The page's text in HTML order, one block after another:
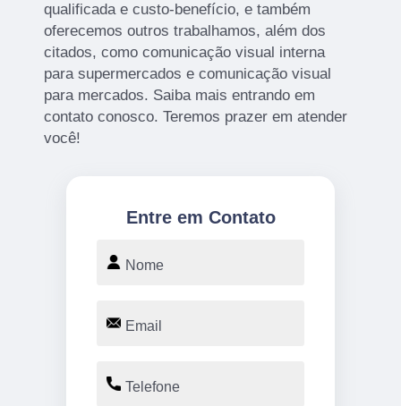
qualificada e custo-benefício, e também
oferecemos outros trabalhamos, além dos
citados, como comunicação visual interna
para supermercados e comunicação visual
para mercados. Saiba mais entrando em
contato conosco. Teremos prazer em atender
você!
Entre em Contato